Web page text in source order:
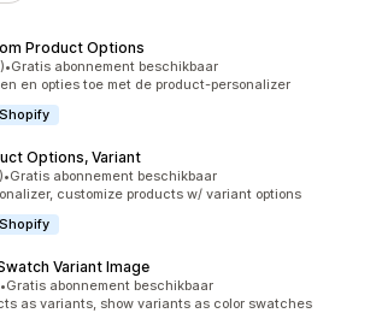
Product Options
in totaal
•Gratis abonnement beschikbaar
en opties toe met de product-personalizer
Options, Variant
in totaal
•Gratis abonnement beschikbaar
customize products w/ variant options
Variant Image
in totaal
•Gratis abonnement beschikbaar
as variants, show variants as color swatches